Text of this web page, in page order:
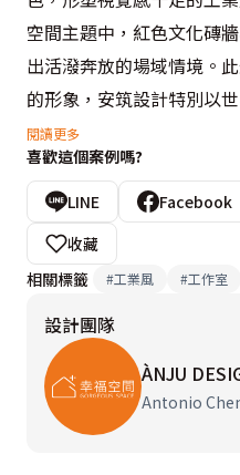
空間主題中，紅色文化磚
出活潑奔放的場域情境。
的形象，安筑設計特別以
空間段落，象徵擁有遠大夢
打造住辦合一的機能格局
定，又須同時滿足兩種作
設計師的設計功力。因此
牆面巧妙隱藏在L型動線
域動線。
紅磚牆後方的主臥室，以
閱讀更多
喜歡這個案例嗎?
LINE Facebook
收藏
相關標籤
#工業風 #工作室
設計團隊
ÀNJU
Antonio